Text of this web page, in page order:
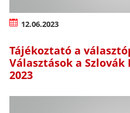
12.06.2023
Tájékoztató a
Választások a Szlovák
2023